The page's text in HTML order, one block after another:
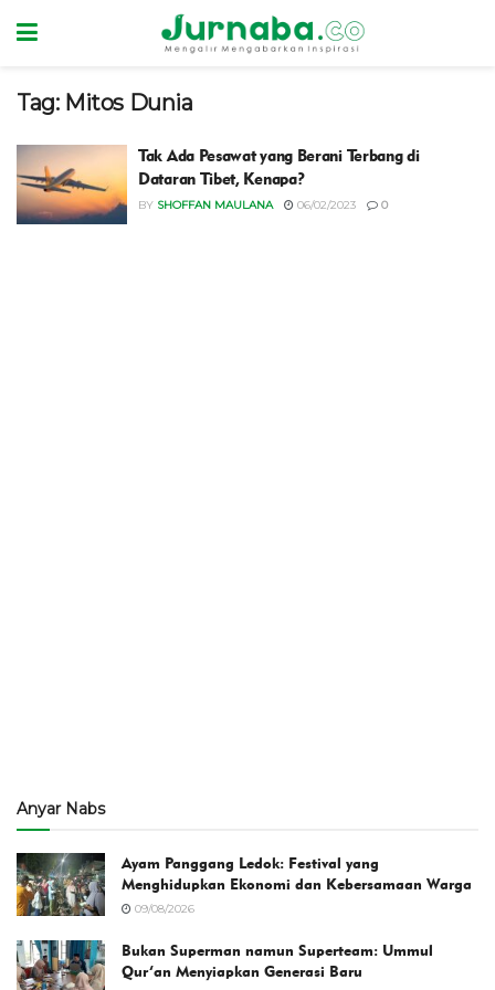
Tag: Mitos Dunia
Tak Ada Pesawat yang Berani Terbang di
Dataran Tibet, Kenapa?
BY SHOFFAN MAULANA 06/02/2023 0
Anyar Nabs
Ayam Panggang Ledok: Festival yang
Menghidupkan Ekonomi dan Kebersamaan Warga
09/08/2026
Bukan Superman namun Superteam: Ummul
Qur’an Menyiapkan Generasi Baru